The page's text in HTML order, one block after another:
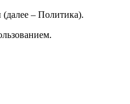
– Политика).